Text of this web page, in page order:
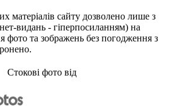
матеріалів сайту дозволено лише з
видань - гіперпосиланням) на
фото та зображень без погодження з
Стокові фото від